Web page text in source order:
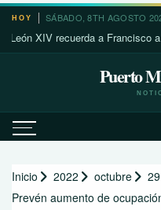
Saltar
contenido
HOY SÁBADO, 8TH AGOSTO
recuerda a Francisco a un
Puerto
Inicio 2022 octubre
29
Prevén aumento de